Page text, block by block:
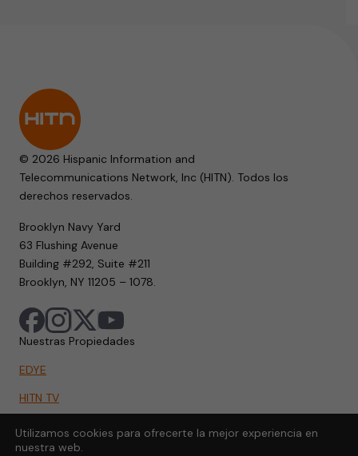
© 2026 Hispanic Information and
Telecommunications Network, Inc (HITN). Todos los
derechos reservados.
Brooklyn Navy Yard
63 Flushing Avenue
Building #292, Suite #211
Brooklyn, NY 11205 – 1078.
Nuestras Propiedades
EDYE
HITN TV
HITN.ORG
Utilizamos cookies para ofrecerte la mejor experiencia en
nuestra web.